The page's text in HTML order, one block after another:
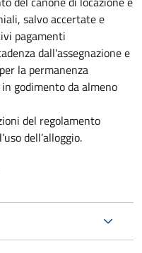
salvo accertate e
pagamenti
dall'assegnazione e
la permanenza
godimento da almeno
del regolamento
dell’alloggio.